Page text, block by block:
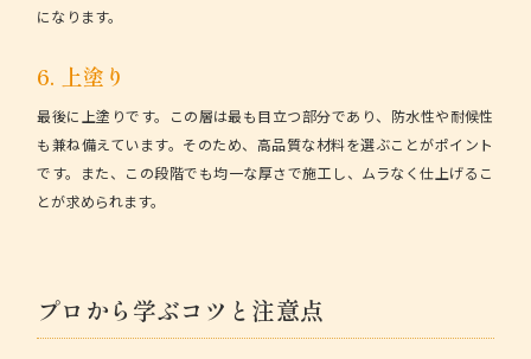
になります。
6. 上塗り
最後に 上塗りです。この層は最も目立つ部分であり、防水性や耐候性
も兼ね備えています。そのため、高品質な材料を選ぶことがポイント
です。また、この段階でも均一な厚さで施工し、ムラなく仕上げるこ
とが求められます。
プロから学ぶコツと注意点